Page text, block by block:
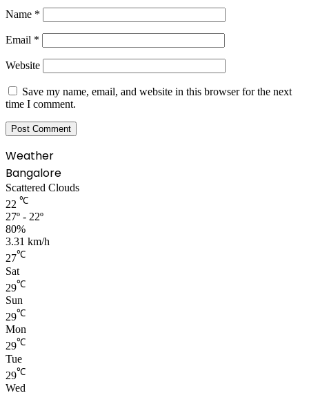
Name *
Email *
Website
Save my name, email, and website in this browser for the next
time I comment.
Weather
Bangalore
Scattered Clouds
22 ℃
27º - 22º
80%
3.31 km/h
27℃
Sat
29℃
Sun
29℃
Mon
29℃
Tue
29℃
Wed